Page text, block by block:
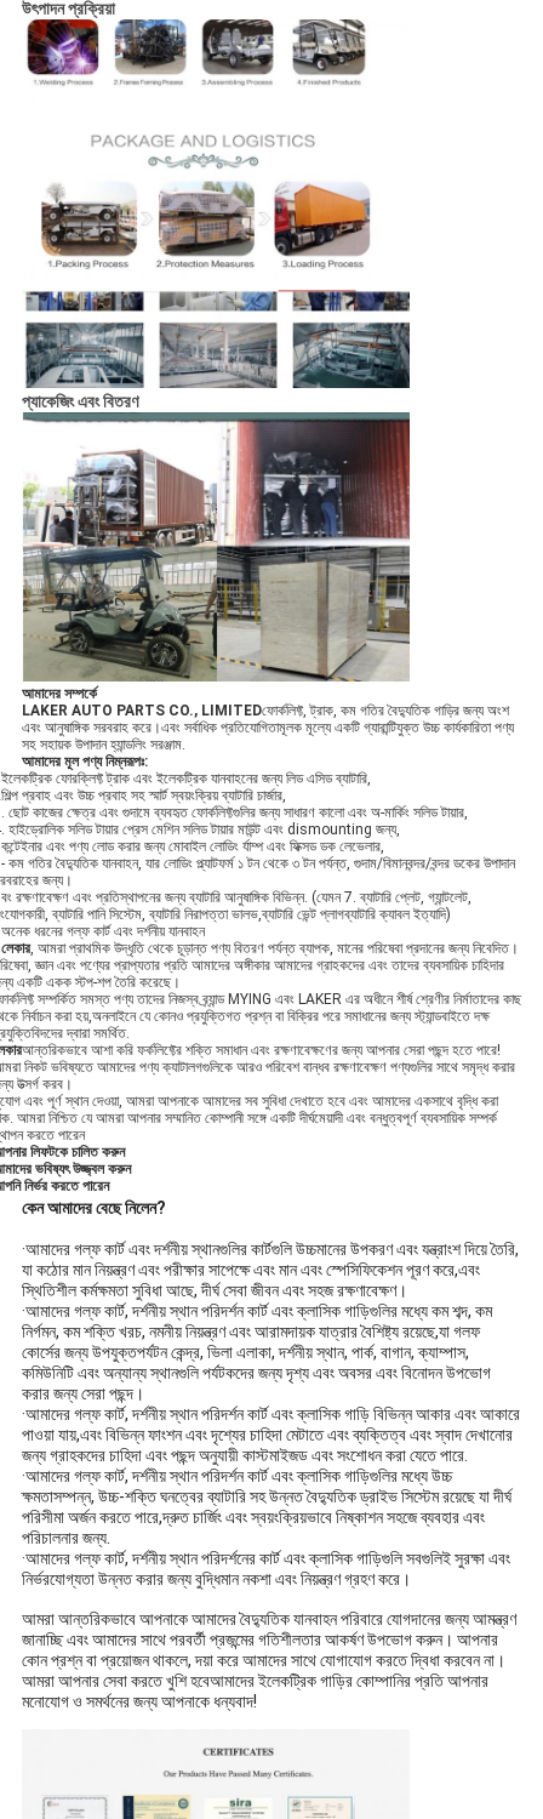
উৎপাদন প্রক্রিয়া
প্যাকেজিং এবং বিতরণ
আমাদের সম্পর্কে
LAKER AUTO PARTS CO., LIMITEDফোর্কলিফ্ট, ট্রাক, কম গতির বৈদ্যুতিক গাড়ির জন্য অংশ
এবং আনুষাঙ্গিক সরবরাহ করে।এবং সর্বাধিক প্রতিযোগিতামূলক মূল্যে একটি গ্যারান্টিযুক্ত উচ্চ কার্যকারিতা পণ্য
সহ সহায়ক উপাদান হ্যান্ডলিং সরঞ্জাম.
আমাদের মূল পণ্য নিম্নরূপঃ:
ফোরক্লিফ্ট ট্রাক এবং ইলেকট্রিক যানবাহনের জন্য লিড এসিড ব্যাটারি,
প্রবাহ এবং উচ্চ প্রবাহ সহ স্মার্ট স্বয়ংক্রিয় ব্যাটারি চার্জার,
ছোট কাজের ক্ষেত্র এবং গুদামে ব্যবহৃত ফোর্কলিফ্টগুলির জন্য সাধারণ কালো এবং অ-মার্কিং সলিড টায়ার,
হাইড্রোলিক সলিড টায়ার প্রেস মেশিন সলিড টায়ার মাউন্ট এবং dismounting জন্য,
এবং পণ্য লোড করার জন্য মোবাইল লোডিং র্যাম্প এবং ফিক্সড ডক লেভেলার,
কম গতির বৈদ্যুতিক যানবাহন, যার লোডিং প্ল্যাটফর্ম ১ টন থেকে ৩ টন পর্যন্ত, গুদাম/বিমানবন্দর/বন্দর ডকের উপাদান
জন্য।
রক্ষণাবেক্ষণ এবং প্রতিস্থাপনের জন্য ব্যাটারি আনুষাঙ্গিক বিভিন্ন. (যেমন 7. ব্যাটারি প্লেট, গ্যান্টলেট,
ব্যাটারি পানি সিস্টেম, ব্যাটারি নিরাপত্তা ভালভ,ব্যাটারি ভেন্ট প্লাগব্যাটারি ক্যাবল ইত্যাদি)
ধরনের গল্ফ কার্ট এবং দর্শনীয় যানবাহন
লেকার, আমরা প্রাথমিক উদ্ধৃতি থেকে চূড়ান্ত পণ্য বিতরণ পর্যন্ত ব্যাপক, মানের পরিষেবা প্রদানের জন্য নিবেদিত।
জ্ঞান এবং পণ্যের প্রাপ্যতার প্রতি আমাদের অঙ্গীকার আমাদের গ্রাহকদের এবং তাদের ব্যবসায়িক চাহিদার
একটি একক স্টপ-শপ তৈরি করেছে।
সম্পর্কিত সমস্ত পণ্য তাদের নিজস্ব ব্র্যান্ড MYING এবং LAKER এর অধীনে শীর্ষ শ্রেণীর নির্মাতাদের কাছ
নির্বাচন করা হয়,অনলাইনে যে কোনও প্রযুক্তিগত প্রশ্ন বা বিক্রির পরে সমাধানের জন্য স্ট্যান্ডবাইতে দক্ষ
দ্বারা সমর্থিত.
আন্তরিকভাবে আশা করি ফর্কলিফ্টের শক্তি সমাধান এবং রক্ষণাবেক্ষণের জন্য আপনার সেরা পছন্দ হতে পারে!
নিকট ভবিষ্যতে আমাদের পণ্য ক্যাটালগগুলিকে আরও পরিবেশ বান্ধব রক্ষণাবেক্ষণ পণ্যগুলির সাথে সমৃদ্ধ করার
উত্সর্গ করব।
এবং পূর্ণ স্থান দেওয়া, আমরা আপনাকে আমাদের সব সুবিধা দেখাতে হবে এবং আমাদের একসাথে বৃদ্ধি করা
আমরা নিশ্চিত যে আমরা আপনার সম্মানিত কোম্পানী সঙ্গে একটি দীর্ঘমেয়াদী এবং বন্ধুত্বপূর্ণ ব্যবসায়িক সম্পর্ক
করতে পারেন
লিফটকে চালিত করুন
ভবিষ্যৎ উজ্জ্বল করুন
নির্ভর করতে পারেন
কেন আমাদের বেছে নিলেন?
·আমাদের গল্ফ কার্ট এবং দর্শনীয় স্থানগুলির কার্টগুলি উচ্চমানের উপকরণ এবং যন্ত্রাংশ দিয়ে তৈরি,
যা কঠোর মান নিয়ন্ত্রণ এবং পরীক্ষার সাপেক্ষে এবং মান এবং স্পেসিফিকেশন পূরণ করে,এবং
স্থিতিশীল কর্মক্ষমতা সুবিধা আছে, দীর্ঘ সেবা জীবন এবং সহজ রক্ষণাবেক্ষণ।
·আমাদের গল্ফ কার্ট, দর্শনীয় স্থান পরিদর্শন কার্ট এবং ক্লাসিক গাড়িগুলির মধ্যে কম শব্দ, কম
নির্গমন, কম শক্তি খরচ, নমনীয় নিয়ন্ত্রণ এবং আরামদায়ক যাত্রার বৈশিষ্ট্য রয়েছে,যা গলফ
কোর্সের জন্য উপযুক্তপর্যটন কেন্দ্র, ভিলা এলাকা, দর্শনীয় স্থান, পার্ক, বাগান, ক্যাম্পাস,
কমিউনিটি এবং অন্যান্য স্থানগুলি পর্যটকদের জন্য দৃশ্য এবং অবসর এবং বিনোদন উপভোগ
করার জন্য সেরা পছন্দ।
·আমাদের গল্ফ কার্ট, দর্শনীয় স্থান পরিদর্শন কার্ট এবং ক্লাসিক গাড়ি বিভিন্ন আকার এবং আকারে
পাওয়া যায়,এবং বিভিন্ন ফাংশন এবং দৃশ্যের চাহিদা মেটাতে এবং ব্যক্তিত্ব এবং স্বাদ দেখানোর
জন্য গ্রাহকদের চাহিদা এবং পছন্দ অনুযায়ী কাস্টমাইজড এবং সংশোধন করা যেতে পারে.
·আমাদের গল্ফ কার্ট, দর্শনীয় স্থান পরিদর্শন কার্ট এবং ক্লাসিক গাড়িগুলির মধ্যে উচ্চ
ক্ষমতাসম্পন্ন, উচ্চ-শক্তি ঘনত্বের ব্যাটারি সহ উন্নত বৈদ্যুতিক ড্রাইভ সিস্টেম রয়েছে যা দীর্ঘ
পরিসীমা অর্জন করতে পারে,দ্রুত চার্জিং এবং স্বয়ংক্রিয়ভাবে নিষ্কাশন সহজে ব্যবহার এবং
পরিচালনার জন্য.
·আমাদের গল্ফ কার্ট, দর্শনীয় স্থান পরিদর্শনের কার্ট এবং ক্লাসিক গাড়িগুলি সবগুলিই সুরক্ষা এবং
নির্ভরযোগ্যতা উন্নত করার জন্য বুদ্ধিমান নকশা এবং নিয়ন্ত্রণ গ্রহণ করে।
আমরা আন্তরিকভাবে আপনাকে আমাদের বৈদ্যুতিক যানবাহন পরিবারে যোগদানের জন্য আমন্ত্রণ
জানাচ্ছি এবং আমাদের সাথে পরবর্তী প্রজন্মের গতিশীলতার আকর্ষণ উপভোগ করুন। আপনার
কোন প্রশ্ন বা প্রয়োজন থাকলে, দয়া করে আমাদের সাথে যোগাযোগ করতে দ্বিধা করবেন না।
আমরা আপনার সেবা করতে খুশি হবেআমাদের ইলেকট্রিক গাড়ির কোম্পানির প্রতি আপনার
মনোযোগ ও সমর্থনের জন্য আপনাকে ধন্যবাদ!